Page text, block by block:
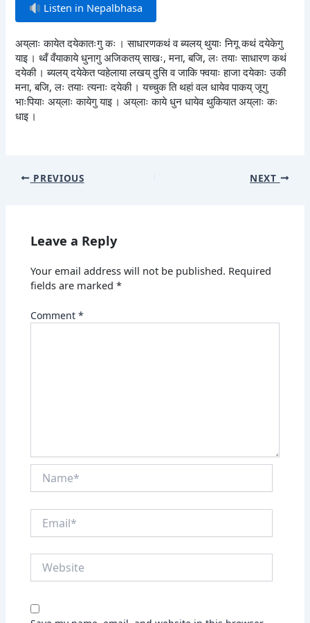
Listen in Nepalbhasa
अय्‌लाः कायेत दयेकातःगु कः । साधारणकथं व ब्यलय् थुयाः निगू कथं दयेकेगु
याइ । थ्वँ वँयाकाये धुनागु अजिकतय् साखः, मना, बजि, लः तयाः साधारण कथं
दयेकी । ब्यलय् दयेकेत प्वहेलाया लखय् दुसि व जाकि फ्वयाः हाजा दयेकाः उकी
मना, बजि, लः तयाः त्यनाः दयेकी । यच्चुक ति थहां वल धायेव पाकय् जूगु
भाःपियाः अय्‌लाः कायेगु याइ । अय्‌लाः काये धुन धायेव थुकियात अय्‌लाः कः
धाइ ।
PREVIOUS NEXT
Leave a Reply
Your email address will not be published. Required
fields are marked*
Comment*